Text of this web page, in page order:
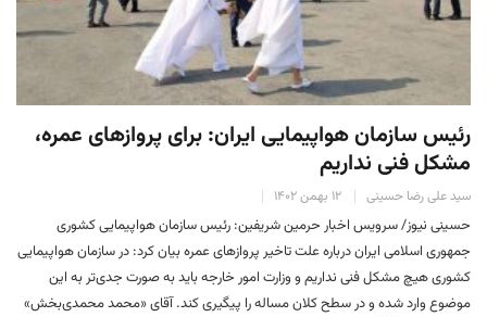
رئیس سازمان هواپیمایی ایران: برای پروازهای عمره،
مشکل فنی نداریم
سید علی رضا حسینی ۱۲ بهمن ۱۴۰۲
حسینی نیوز/ سرویس اخبار حرمین شریفین: رئیس سازمان هواپیمایی کشوری
جمهوری اسلامی ایران درباره علت تاخیر پروازهای عمره بیان کرد: در سازمان هواپیمایی
کشوری هیچ مشکل فنی نداریم و وزارت امور خارجه باید به‌ صورت جدی‌تر به این
موضوع وارد شده و در سطح کلان مساله را پیگیری کند. آقای «محمد محمدی‌بخش»